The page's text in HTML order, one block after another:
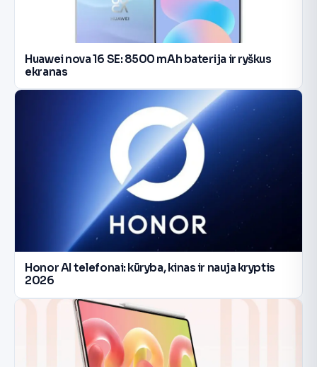
Huawei nova 16 SE: 8500 mAh baterija ir ryškus
ekranas
Honor AI telefonai: kūryba, kinas ir nauja kryptis
2026